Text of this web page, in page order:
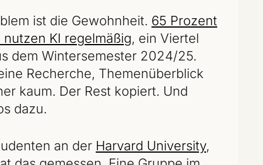
ist die Gewohnheit. 65 Prozent
KI regelmäßig, ein Viertel
dem Wintersemester 2024/25.
Recherche, Themenüberblick
kaum. Der Rest kopiert. Und
dazu.
an der Harvard University,